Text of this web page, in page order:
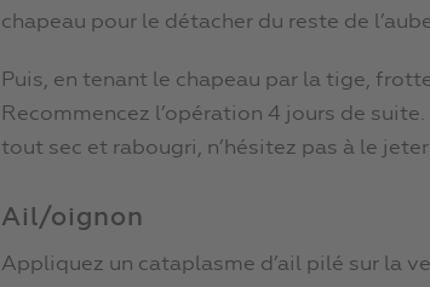
chapeau pour le détacher du reste de
Puis, en tenant le chapeau par la tige,
Recommencez l’opération 4 jours de
tout sec et rabougri, n’hésitez pas à le
Ail/oignon
Appliquez un cataplasme d’ail pilé sur la